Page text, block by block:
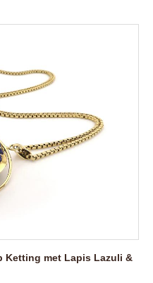
Ketting met Lapis Lazuli &